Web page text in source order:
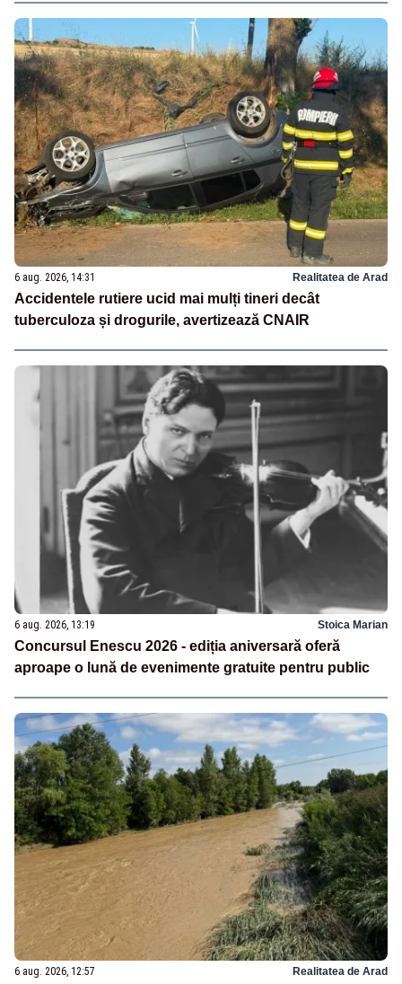
6 aug. 2026, 14:31 Realitatea de Arad
Accidentele rutiere ucid mai mulți tineri decât
tuberculoza și drogurile, avertizează CNAIR
6 aug. 2026, 13:19 Stoica Marian
Concursul Enescu 2026 - ediția aniversară oferă
aproape o lună de evenimente gratuite pentru public
6 aug. 2026, 12:57 Realitatea de Arad